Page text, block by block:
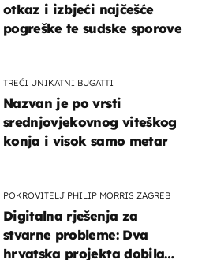
otkaz i izbjeći najčešće
pogreške te sudske sporove
TREĆI UNIKATNI BUGATTI
Nazvan je po vrsti
srednjovjekovnog viteškog
konja i visok samo metar
POKROVITELJ PHILIP MORRIS ZAGREB
Digitalna rješenja za
stvarne probleme: Dva
hrvatska projekta dobila